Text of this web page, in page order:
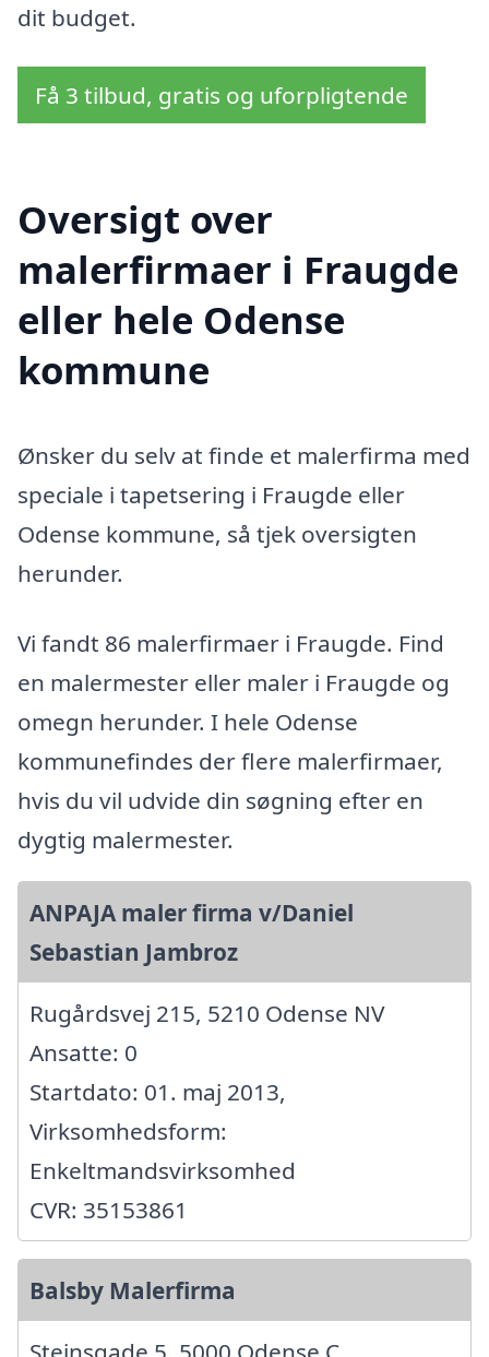
dit budget.
Få 3 tilbud, gratis og uforpligtende
Oversigt over
malerfirmaer i Fraugde
eller hele Odense
kommune
Ønsker du selv at finde et malerfirma med
speciale i tapetsering i Fraugde eller
Odense kommune, så tjek oversigten
herunder.
Vi fandt 86 malerfirmaer i Fraugde. Find
en malermester eller maler i Fraugde og
omegn herunder. I hele Odense
kommunefindes der flere malerfirmaer,
hvis du vil udvide din søgning efter en
dygtig malermester.
ANPAJA maler firma v/Daniel
Sebastian Jambroz
Rugårdsvej 215, 5210 Odense NV
Ansatte: 0
Startdato: 01. maj 2013,
Virksomhedsform:
Enkeltmandsvirksomhed
CVR: 35153861
Balsby Malerfirma